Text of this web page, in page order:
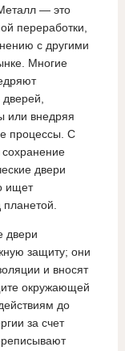
— это
переработки,
с другими
Многие
дверей,
или внедряя
процессы. С
двери
ищет
планетой.
двери
защиту; они
и вносят
окружающей
до
за счет